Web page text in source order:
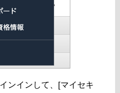
ンインして、[マイセキ